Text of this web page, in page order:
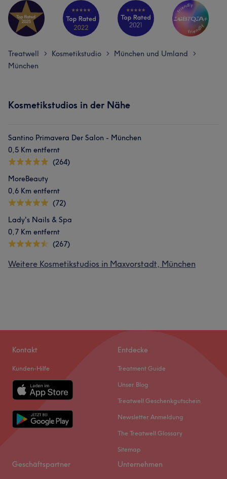
Treatwell > Kosmetikstudio > München und Umland >
München
Kosmetikstudios in der Nähe
Santino Primavera Der Salon - München
0,5 Km entfernt
(264)
MoreBeauty
0,6 Km entfernt
(72)
Lady's Nails & Spa
0,7 Km entfernt
(267)
Weitere Kosmetikstudios in Maxvorstadt, München
Kontakt
Kunden-Hilfe
Entdecke
Treatment Guide
Unser Blog
Treatwell Geschenkgutschein
Newsletter Anmeldung
The Treatwell Glossary
Sitemap
Geschäftspartner Unternehmen